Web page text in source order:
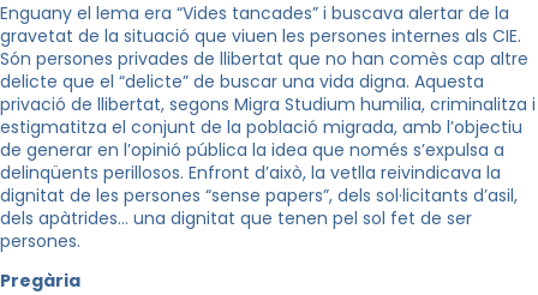
Enguany el lema era “Vides tancades” i buscava alertar de la
gravetat de la situació que viuen les persones internes als CIE.
Són persones privades de llibertat que no han comès cap altre
delicte que el “delicte” de buscar una vida digna. Aquesta
privació de llibertat, segons Migra Studium humilia, criminalitza i
estigmatitza el conjunt de la població migrada, amb l’objectiu
de generar en l’opinió pública la idea que només s’expulsa a
delinqüents perillosos. Enfront d’això, la vetlla reivindicava la
dignitat de les persones “sense papers”, dels sol·licitants d’asil,
dels apàtrides… una dignitat que tenen pel sol fet de ser
persones.
Pregària